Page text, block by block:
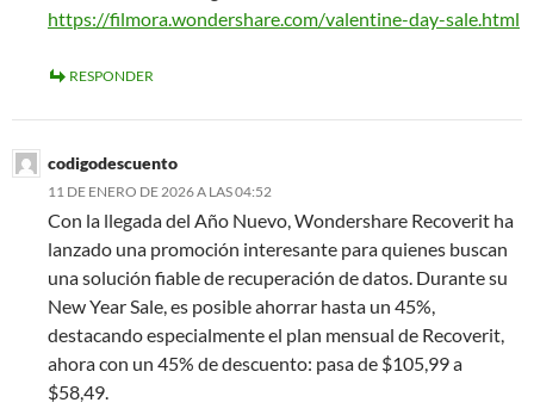
https://filmora.wondershare.com/valentine-day-sale.html
RESPONDER
codigodescuento
11 DE ENERO DE 2026 A LAS 04:52
Con la llegada del Año Nuevo, Wondershare Recoverit ha
lanzado una promoción interesante para quienes buscan
una solución fiable de recuperación de datos. Durante su
New Year Sale, es posible ahorrar hasta un 45%,
destacando especialmente el plan mensual de Recoverit,
ahora con un 45% de descuento: pasa de $105,99 a
$58,49.